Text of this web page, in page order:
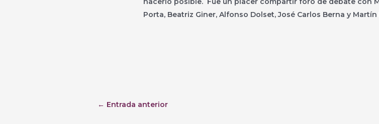
Porta, Beatriz Giner, Alfonso Dolset, José Carlos Berna y Martín
← Entrada anterior